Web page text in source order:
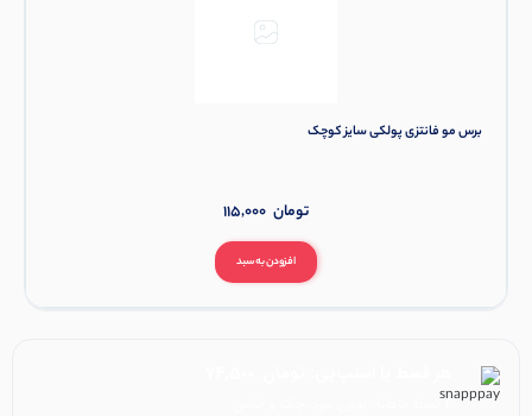
برس مو فانتزی پولکی سایز کوچک
افزودن به سبد
115,000 تومان
۴ قسط ماهانه. بدون سود، چک و ضامن.